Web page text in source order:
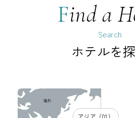
Find a
Search
ホテルを